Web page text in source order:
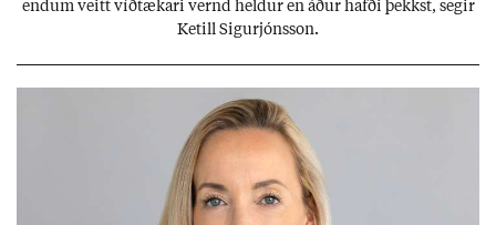
end­um veitt víð­tæk­ari vernd held­ur en áð­ur hafði þekkst, seg­ir
Ketill Sig­ur­jóns­son.